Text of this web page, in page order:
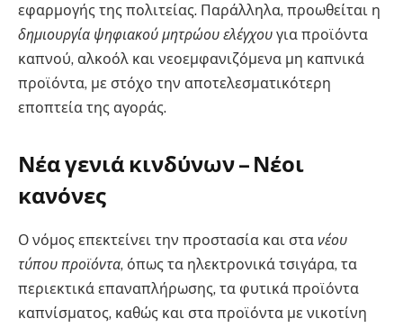
εφαρμογής της πολιτείας. Παράλληλα, προωθείται η
δημιουργία ψηφιακού μητρώου ελέγχου για προϊόντα
καπνού, αλκοόλ και νεοεμφανιζόμενα μη καπνικά
προϊόντα, με στόχο την αποτελεσματικότερη
εποπτεία της αγοράς.
Νέα γενιά κινδύνων – Νέοι
κανόνες
Ο νόμος επεκτείνει την προστασία και στα νέου
τύπου προϊόντα, όπως τα ηλεκτρονικά τσιγάρα, τα
περιεκτικά επαναπλήρωσης, τα φυτικά προϊόντα
καπνίσματος, καθώς και στα προϊόντα με νικοτίνη